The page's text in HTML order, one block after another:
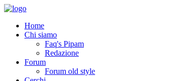
Home
Chi siamo
Faq's Pipam
Redazione
Forum
Forum old style